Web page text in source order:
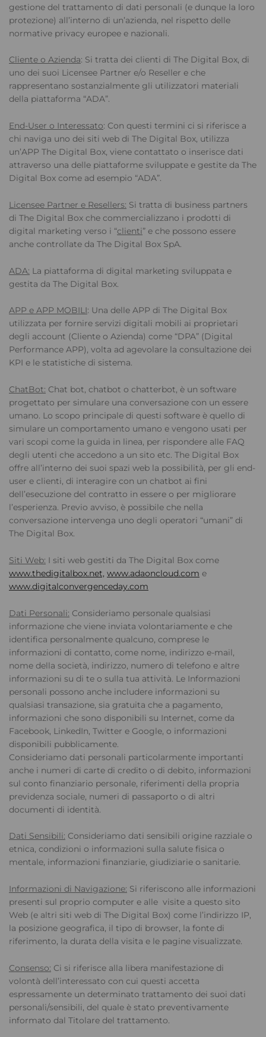
gestione del trattamento di dati personali (e dunque la loro
protezione) all’interno di un’azienda, nel rispetto delle
normative privacy europee e nazionali.
Cliente o Azienda: Si tratta dei clienti di The Digital Box, di
uno dei suoi Licensee Partner e/o Reseller e che
rappresentano sostanzialmente gli utilizzatori materiali
della piattaforma “ADA”.
End-User o Interessato: Con questi termini ci si riferisce a
chi naviga uno dei siti web di The Digital Box, utilizza
un’APP The Digital Box, viene contattato o inserisce dati
attraverso una delle piattaforme sviluppate e gestite da The
Digital Box come ad esempio “ADA”.
Licensee Partner e Resellers: Si tratta di business partners
di The Digital Box che commercializzano i prodotti di
digital marketing verso i “clienti” e che possono essere
anche controllate da The Digital Box SpA.
ADA: La piattaforma di digital marketing sviluppata e
gestita da The Digital Box.
APP e APP MOBILI: Una delle APP di The Digital Box
utilizzata per fornire servizi digitali mobili ai proprietari
degli account (Cliente o Azienda) come “DPA” (Digital
Performance APP), volta ad agevolare la consultazione dei
KPI e le statistiche di sistema.
ChatBot: Chat bot, chatbot o chatterbot, è un software
progettato per simulare una conversazione con un essere
umano. Lo scopo principale di questi software è quello di
simulare un comportamento umano e vengono usati per
vari scopi come la guida in linea, per rispondere alle FAQ
degli utenti che accedono a un sito etc. The Digital Box
offre all’interno dei suoi spazi web la possibilità, per gli end-
user e clienti, di interagire con un chatbot ai fini
dell’esecuzione del contratto in essere o per migliorare
l’esperienza. Previo avviso, è possibile che nella
conversazione intervenga uno degli operatori “umani” di
The Digital Box.
Siti Web: I siti web gestiti da The Digital Box come
www.thedigitalbox.net, www.adaoncloud.com e
www.digitalconvergenceday.com
Dati Personali: Consideriamo personale qualsiasi
informazione che viene inviata volontariamente e che
identifica personalmente qualcuno, comprese le
informazioni di contatto, come nome, indirizzo e-mail,
nome della società, indirizzo, numero di telefono e altre
informazioni su di te o sulla tua attività. Le Informazioni
personali possono anche includere informazioni su
qualsiasi transazione, sia gratuita che a pagamento,
informazioni che sono disponibili su Internet, come da
Facebook, LinkedIn, Twitter e Google, o informazioni
disponibili pubblicamente.
Consideriamo dati personali particolarmente importanti
anche i numeri di carte di credito o di debito, informazioni
sul conto finanziario personale, riferimenti della propria
previdenza sociale, numeri di passaporto o di altri
documenti di identità.
Dati Sensibili: Consideriamo dati sensibili origine razziale o
etnica, condizioni o informazioni sulla salute fisica o
mentale, informazioni finanziarie, giudiziarie o sanitarie.
Informazioni di Navigazione: Si riferiscono alle informazioni
presenti sul proprio computer e alle visite a questo sito
Web (e altri siti web di The Digital Box) come l’indirizzo IP,
la posizione geografica, il tipo di browser, la fonte di
riferimento, la durata della visita e le pagine visualizzate.
Consenso: Ci si riferisce alla libera manifestazione di
volontà dell’interessato con cui questi accetta
espressamente un determinato trattamento dei suoi dati
personali/sensibili, del quale è stato preventivamente
informato dal Titolare del trattamento.